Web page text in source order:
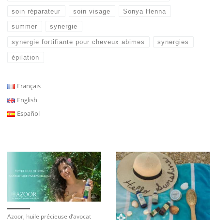
soin réparateur soin visage Sonya Henna
summer synergie
synergie fortifiante pour cheveux abimes synergies
épilation
Français
English
Español
Azoor, huile précieuse d’avocat